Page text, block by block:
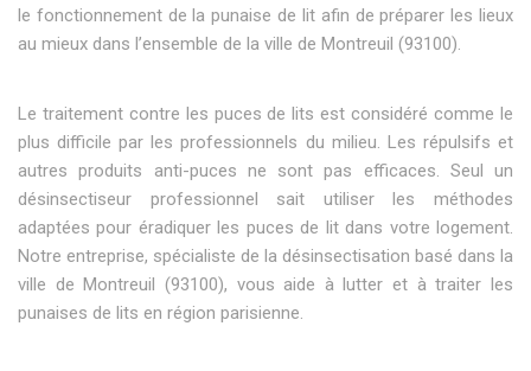
le fonctionnement de la punaise de lit afin de préparer les lieux
au mieux dans l’ensemble de la ville de Montreuil (93100).
Le traitement contre les puces de lits est considéré comme le
plus difficile par les professionnels du milieu. Les répulsifs et
autres produits anti-puces ne sont pas efficaces. Seul un
désinsectiseur professionnel sait utiliser les méthodes
adaptées pour éradiquer les puces de lit dans votre logement.
Notre entreprise, spécialiste de la désinsectisation basé dans la
ville de Montreuil (93100), vous aide à lutter et à traiter les
punaises de lits en région parisienne.